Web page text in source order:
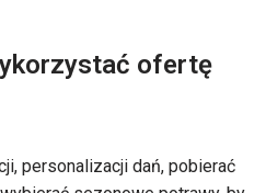
ofertę
personalizacji dań, pobierać